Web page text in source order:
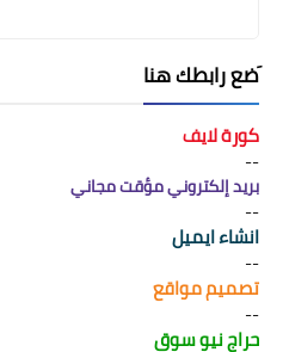
َضع رابطك هنا
كورة لايف
--
بريد إلكتروني مؤقت مجاني
--
انشاء ايميل
--
تصميم مواقع
--
حراج نيو سوق